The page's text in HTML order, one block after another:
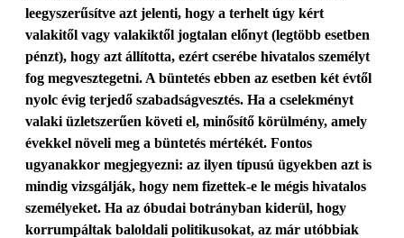
leegyszerűsítve azt jelenti, hogy a terhelt úgy kért
valakitől vagy valakiktől jogtalan előnyt (legtöbb esetben
pénzt), hogy azt állította, ezért cserébe hivatalos személyt
fog megvesztegetni. A büntetés ebben az esetben két évtől
nyolc évig terjedő szabadságvesztés. Ha a cselekményt
valaki üzletszerűen követi el, minősítő körülmény, amely
évekkel növeli meg a büntetés mértékét. Fontos
ugyanakkor megjegyezni: az ilyen típusú ügyekben azt is
mindig vizsgálják, hogy nem fizettek-e le mégis hivatalos
személyeket. Ha az óbudai botrányban kiderül, hogy
korrumpáltak baloldali politikusokat, az már utóbbiak